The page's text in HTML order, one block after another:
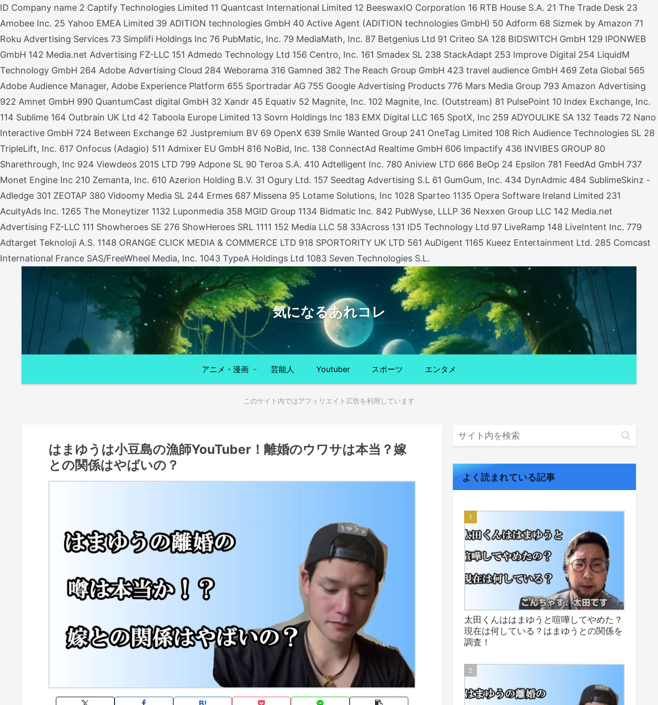
ID Company name 2 Captify Technologies Limited 11 Quantcast International Limited 12 BeeswaxIO Corporation 16 RTB House S.A. 21 The Trade Desk 23
Amobee Inc. 25 Yahoo EMEA Limited 39 ADITION technologies GmbH 40 Active Agent (ADITION technologies GmbH) 50 Adform 68 Sizmek by Amazon 71
Roku Advertising Services 73 Simplifi Holdings Inc 76 PubMatic, Inc. 79 MediaMath, Inc. 87 Betgenius Ltd 91 Criteo SA 128 BIDSWITCH GmbH 129 IPONWEB
GmbH 142 Media.net Advertising FZ-LLC 151 Admedo Technology Ltd 156 Centro, Inc. 161 Smadex SL 238 StackAdapt 253 Improve Digital 254 LiquidM
Technology GmbH 264 Adobe Advertising Cloud 284 Weborama 316 Gamned 382 The Reach Group GmbH 423 travel audience GmbH 469 Zeta Global 565
Adobe Audience Manager, Adobe Experience Platform 655 Sportradar AG 755 Google Advertising Products 776 Mars Media Group 793 Amazon Advertising
922 Amnet GmbH 990 QuantumCast digital GmbH 32 Xandr 45 Equativ 52 Magnite, Inc. 102 Magnite, Inc. (Outstream) 81 PulsePoint 10 Index Exchange, Inc.
114 Sublime 164 Outbrain UK Ltd 42 Taboola Europe Limited 13 Sovrn Holdings Inc 183 EMX Digital LLC 165 SpotX, Inc 259 ADYOULIKE SA 132 Teads 72 Nano
Interactive GmbH 724 Between Exchange 62 Justpremium BV 69 OpenX 639 Smile Wanted Group 241 OneTag Limited 108 Rich Audience Technologies SL 28
TripleLift, Inc. 617 Onfocus (Adagio) 511 Admixer EU GmbH 816 NoBid, Inc. 138 ConnectAd Realtime GmbH 606 Impactify 436 INVIBES GROUP 80
Sharethrough, Inc 924 Viewdeos 2015 LTD 799 Adpone SL 90 Teroa S.A. 410 Adtelligent Inc. 780 Aniview LTD 666 BeOp 24 Epsilon 781 FeedAd GmbH 737
Monet Engine Inc 210 Zemanta, Inc. 610 Azerion Holding B.V. 31 Ogury Ltd. 157 Seedtag Advertising S.L 61 GumGum, Inc. 434 DynAdmic 484 SublimeSkinz -
Adledge 301 ZEOTAP 380 Vidoomy Media SL 244 Ermes 687 Missena 95 Lotame Solutions, Inc 1028 Sparteo 1135 Opera Software Ireland Limited 231
AcuityAds Inc. 1265 The Moneytizer 1132 Luponmedia 358 MGID Group 1134 Bidmatic Inc. 842 PubWyse, LLLP 36 Nexxen Group LLC 142 Media.net
Advertising FZ-LLC 111 Showheroes SE 276 ShowHeroes SRL 1111 152 Media LLC 58 33Across 131 ID5 Technology Ltd 97 LiveRamp 148 LiveIntent Inc. 779
Adtarget Teknoloji A.S. 1148 ORANGE CLICK MEDIA & COMMERCE LTD 918 SPORTORITY UK LTD 561 AuDigent 1165 Kueez Entertainment Ltd. 285 Comcast
International France SAS/FreeWheel Media, Inc. 1043 TypeA Holdings Ltd 1083 Seven Technologies S.L.
気になるあれコレ
アニメ・漫画 芸能人 Youtuber スポーツ エンタメ
このサイト内ではアフィリエイト広告を利用しています
はまゆうは小豆島の漁師YouTuber！離婚のウワサは本当？嫁
との関係はやばいの？
よく読まれている記事
太田くんははまゆうと喧嘩してやめた？
現在は何している？はまゆうとの関係を
調査！